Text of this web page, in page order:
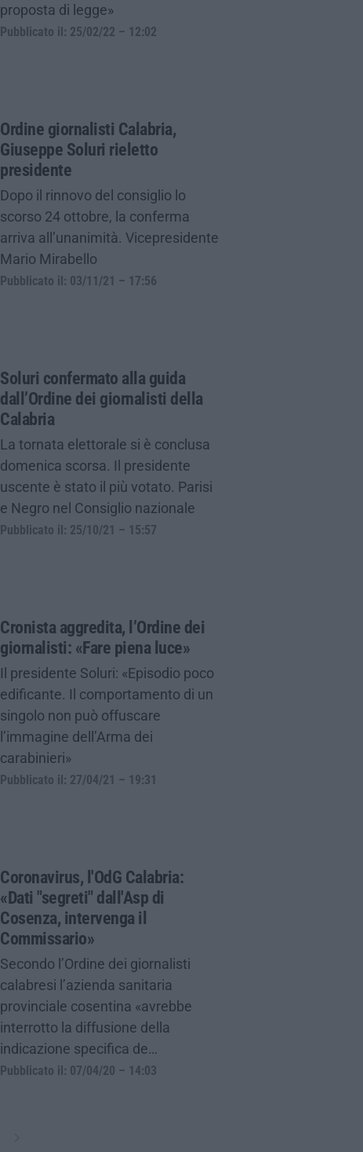
proposta di legge»
Pubblicato il: 25/02/22 – 12:02
Ordine giornalisti Calabria,
Giuseppe Soluri rieletto
presidente
Dopo il rinnovo del consiglio lo
scorso 24 ottobre, la conferma
arriva all’unanimità. Vicepresidente
Mario Mirabello
Pubblicato il: 03/11/21 – 17:56
Soluri confermato alla guida
dall’Ordine dei giornalisti della
Calabria
La tornata elettorale si è conclusa
domenica scorsa. Il presidente
uscente è stato il più votato. Parisi
e Negro nel Consiglio nazionale
Pubblicato il: 25/10/21 – 15:57
Cronista aggredita, l’Ordine dei
giornalisti: «Fare piena luce»
Il presidente Soluri: «Episodio poco
edificante. Il comportamento di un
singolo non può offuscare
l’immagine dell’Arma dei
carabinieri»
Pubblicato il: 27/04/21 – 19:31
Coronavirus, l'OdG Calabria:
«Dati "segreti" dall'Asp di
Cosenza, intervenga il
Commissario»
Secondo l’Ordine dei giornalisti
calabresi l’azienda sanitaria
provinciale cosentina «avrebbe
interrotto la diffusione della
indicazione specifica de…
Pubblicato il: 07/04/20 – 14:03